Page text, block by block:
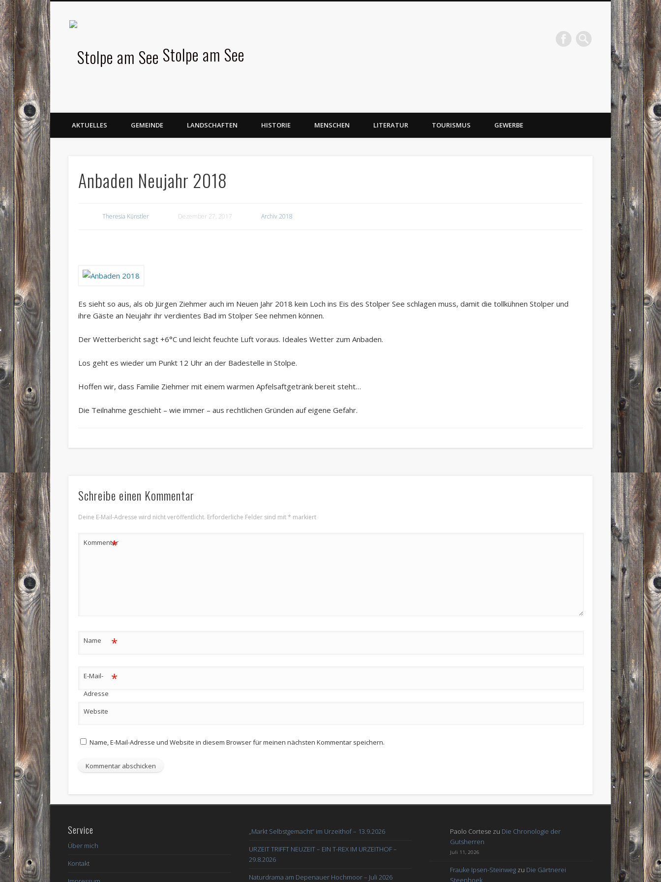
Stolpe am See
AKTUELLES GEMEINDE LANDSCHAFTEN HISTORIE MENSCHEN LITERATUR TOURISMUS GEWERBE
Anbaden Neujahr 2018
Theresia Künstler Dezember 27, 2017 Archiv 2018
Es sieht so aus, als ob Jürgen Ziehmer auch im Neuen Jahr 2018 kein Loch ins Eis des Stolper See schlagen muss, damit die tollkühnen Stolper und
ihre Gäste an Neujahr ihr verdientes Bad im Stolper See nehmen können.
Der Wetterbericht sagt +6°C und leicht feuchte Luft voraus. Ideales Wetter zum Anbaden.
Los geht es wieder um Punkt 12 Uhr an der Badestelle in Stolpe.
Hoffen wir, dass Familie Ziehmer mit einem warmen Apfelsaftgetränk bereit steht…
Die Teilnahme geschieht – wie immer – aus rechtlichen Gründen auf eigene Gefahr.
Schreibe einen Kommentar
Deine E-Mail-Adresse wird nicht veröffentlicht. Erforderliche Felder sind mit* markiert
Kommentar
*
Name *
E-Mail-
Adresse
*
Website
Name, E-Mail-Adresse und Website in diesem Browser für meinen nächsten Kommentar speichern.
Service
Über mich
Kontakt
„Markt Selbstgemacht“ im Urzeithof – 13.9.2026
URZEIT TRIFFT NEUZEIT – EIN T-REX IM URZEITHOF –
29.8.2026
Naturdrama am Depenauer Hochmoor – Juli 2026
Paolo Cortese zu Die Chronologie der
Gutsherren
Juli 11, 2026
Frauke Ipsen-Steinweg zu Die Gärtnerei
Steenhoek